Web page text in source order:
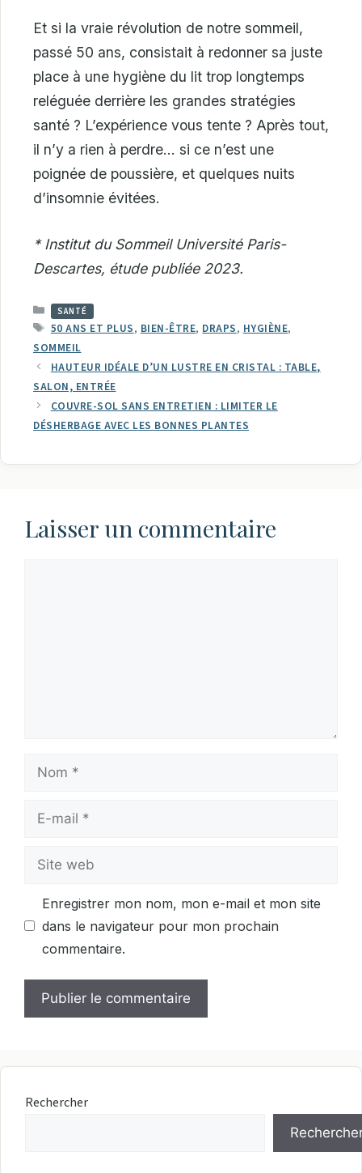
Et si la vraie révolution de notre sommeil,
passé 50 ans, consistait à redonner sa juste
place à une hygiène du lit trop longtemps
reléguée derrière les grandes stratégies
santé ? L’expérience vous tente ? Après tout,
il n’y a rien à perdre… si ce n’est une
poignée de poussière, et quelques nuits
d’insomnie évitées.
* Institut du Sommeil Université Paris-
Descartes, étude publiée 2023.
CATÉGORIES
SANTÉ
ÉTIQUETTES
50 ANS ET PLUS, BIEN-ÊTRE, DRAPS, HYGIÈNE,
SOMMEIL
HAUTEUR IDÉALE D’UN LUSTRE EN CRISTAL : TABLE,
SALON, ENTRÉE
COUVRE-SOL SANS ENTRETIEN : LIMITER LE
DÉSHERBAGE AVEC LES BONNES PLANTES
Laisser un commentaire
Nom
Site
Enregistrer mon nom, mon e-mail et mon site
dans le navigateur pour mon prochain
commentaire.
Rechercher